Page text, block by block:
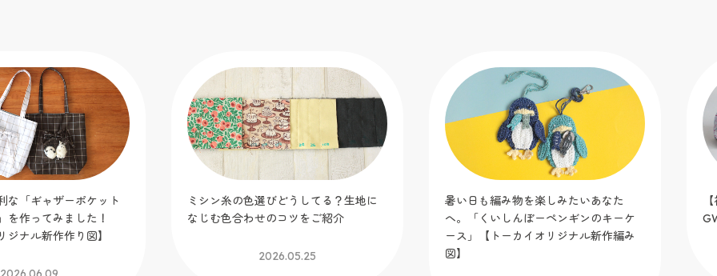
な「ギャザーポケット
を作ってみました！
ジナル新作作り図】
ミシン糸の色選びどうしてる？生地に
なじむ色合わせのコツをご紹介
2026.05.25
暑い日も編み物を楽しみたいあなた
へ。「くいしんぼーペンギンのキーケ
ース」【トーカイオリジナル新作編み
図】